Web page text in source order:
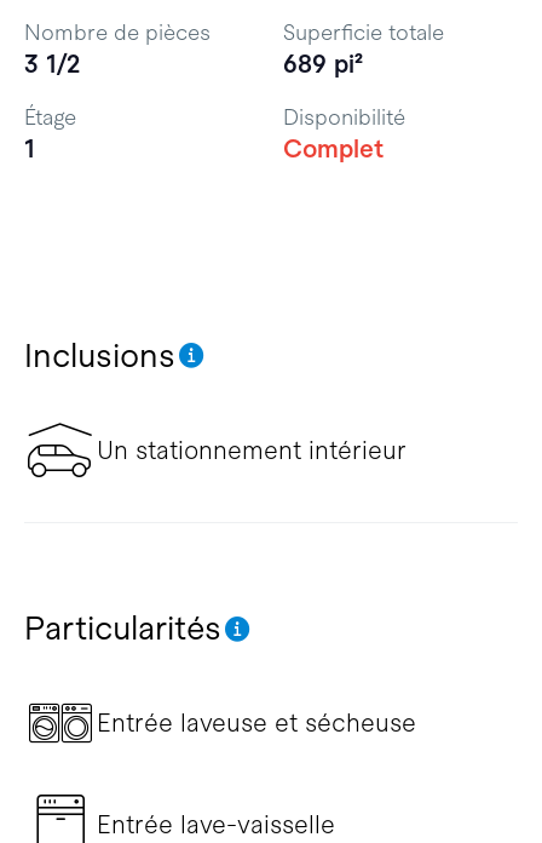
Inclusions
Un stationnement intérieur
Particularités
Entrée laveuse et sécheuse
Entrée lave-vaisselle
Nombre de pièces
3 1/2
Superficie totale
689 pi²
Étage
1
Disponibilité
Complet